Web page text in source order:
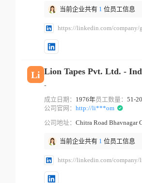
当前企业共有 1 位员工信息
https://linkedin.com/
Li Lion Tapes Pvt. Ltd. -
-
成立日期： 1976年员工数量： 51-
公司官网： http://li***om
公司地址： Chitra Road Bhavnagar
当前企业共有 1 位员工信息
https://linkedin.com/